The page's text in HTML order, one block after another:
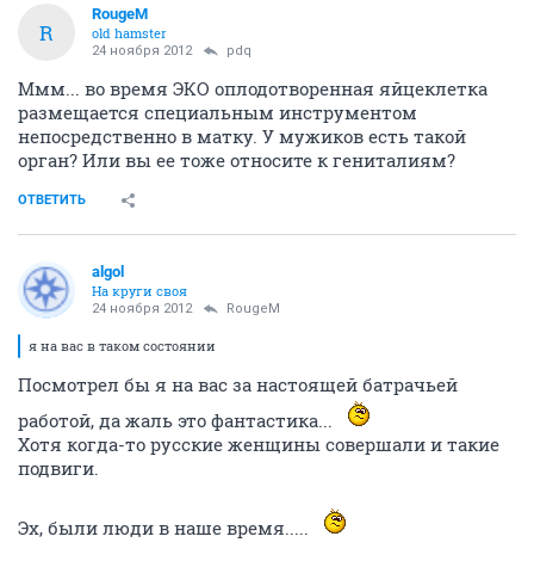
R
RougeM
old hamster
24 ноября 2012 pdq
Ммм... во время ЭКО оплодотворенная яйцеклетка
размещается специальным инструментом
непосредственно в матку. У мужиков есть такой
орган? Или вы ее тоже относите к гениталиям?
ОТВЕТИТЬ
algol
На круги своя
24 ноября 2012 RougeM
я на вас в таком состоянии
Посмотрел бы я на вас за настоящей батрачьей
работой, да жаль это фантастика...
Хотя когда-то русские женщины совершали и такие
подвиги.
Эх, были люди в наше время.....